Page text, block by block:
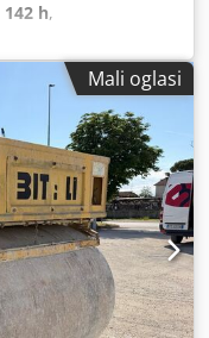
142 h,
Mali oglasi